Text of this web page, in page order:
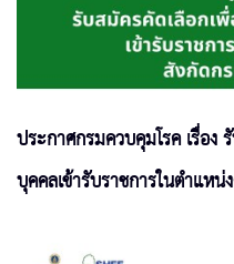
ประกาศกรมควบคุมโรค เรื่อง
บุคคลเข้ารับราชการในตำแห